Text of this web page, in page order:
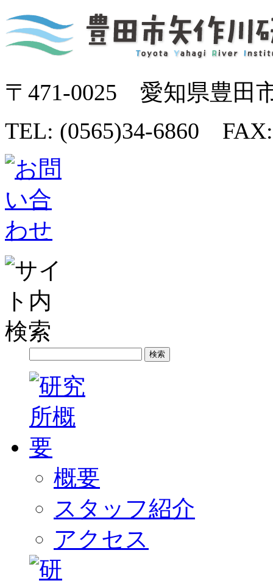
〒471-0025 愛知県豊田
TEL: (0565)34-6860 FAX:
概要
スタッフ紹介
アクセス